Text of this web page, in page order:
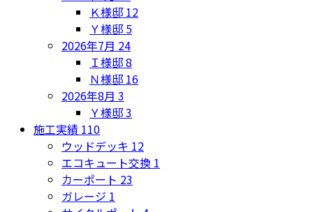
Ｋ様邸 12
Ｙ様邸 5
2026年7月 24
Ｉ様邸8
Ｎ様邸 16
2026年8月 3
Ｙ様邸3
施工実績 110
ウッドデッキ 12
エコキュート交換 1
カーポート 23
ガレージ 1